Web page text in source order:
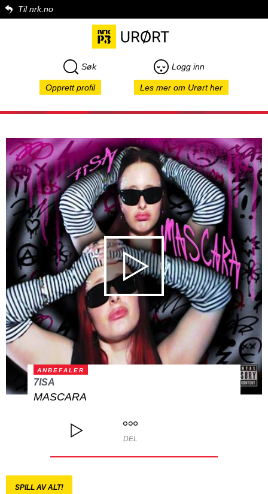
Til nrk.no
Søk Logg inn
Opprett profil Les mer om Urørt her
ANBEFALER
7ISA
MASCARA
DEL
SPILL AV ALT!